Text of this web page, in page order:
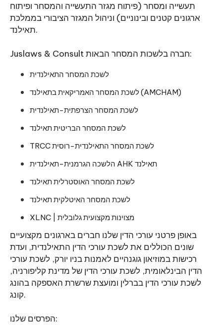
תעשייה ומסחר (פיתוח מגזר התעשייה והמסחר ופיתוח
ארגונים קטנים ובינוניים) וניהול המגזר הציבורי בממלכת
תאילנד.
Juslaws & Consult חברה בלשכות המסחר הבאות:
לשכת המסחר התאילנדית
לשכת המסחר האמריקאית בתאילנד (AMCHAM)
לשכת המסחר הצרפתית-תאילנדית
לשכת המסחר הבריטית תאילנד
TRCC לשכת המסחר התאילנדית-רוסית
הלשכה הגרמנית-תאילנדית AHK תאילנד
לשכת המסחר האוסטרלית תאילנד
לשכת המסחר האיטלקית תאילנד
XLNC | מצוינות מקצועית גלובלית
באופן פרטני עורכי הדין שלנו חברים בארגונים מקצועיים
שונים הכוללים את לשכת עורכי הדין התאילנדית, ועדת
רכישות במוזיאון גוגנהיים לאמנות בניו יורק, לשכת עורכי
הדין הבינלאומית, לשכת עורכי הדין של מדינת קליפורניה,
לשכת עורכי הדין בברלין ומועצת שרשרת האספקה בהונג
קונג.
הפרסים שלנו: